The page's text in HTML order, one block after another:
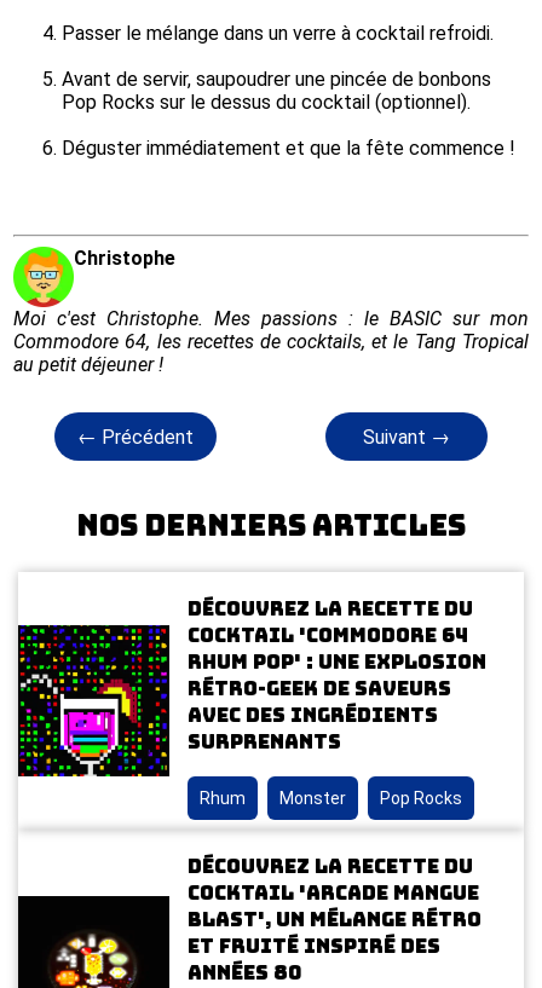
Passer le mélange dans un verre à cocktail refroidi.
Avant de servir, saupoudrer une pincée de bonbons
Pop Rocks sur le dessus du cocktail (optionnel).
Déguster immédiatement et que la fête commence !
Christophe
Moi c'est Christophe. Mes passions : le BASIC sur mon
Commodore 64, les recettes de cocktails, et le Tang Tropical
au petit déjeuner !
← Précédent Suivant →
Nos derniers articles
Découvrez la recette du
cocktail 'Commodore 64
Rhum Pop' : une explosion
rétro-geek de saveurs
avec des ingrédients
surprenants
Rhum Monster Pop Rocks
Découvrez la recette du
cocktail 'Arcade Mangue
Blast', un mélange rétro
et fruité inspiré des
années 80